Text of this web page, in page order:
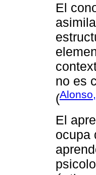
El
no es
(
El
ocupa